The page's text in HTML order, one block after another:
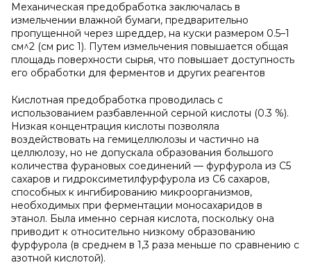
Механическая предобработка заключалась в
измельчении влажной бумаги, предварительно
пропущенной через шреддер, на куски размером 0.5–1
см^2 (см рис 1). Путем измельчения повышается общая
площадь поверхности сырья, что повышает доступность
его обработки для ферментов и других реагентов
Кислотная предобработка проводилась с
использованием разбавленной серной кислоты (0.3 %).
Низкая концентрация кислоты позволяла
воздействовать на гемицеллюлозы и частично на
целлюлозу, но не допускала образования большого
количества фурановых соединений — фурфурола из С5
сахаров и гидроксиметилфурфурола из С6 сахаров,
способных к ингибированию микроорганизмов,
необходимых при ферментации моносахаридов в
этанол. Была именно серная кислота, поскольку она
приводит к относительно низкому образованию
фурфурола (в среднем в 1,3 раза меньше по сравнению с
азотной кислотой).